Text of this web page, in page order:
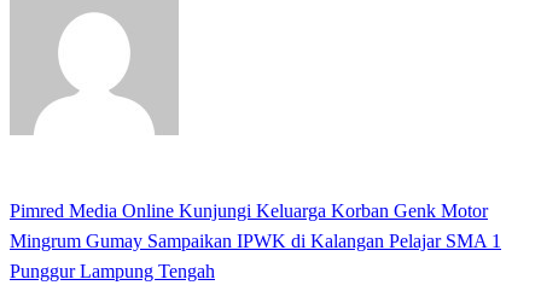
Navigasi
pos
Previous
Post
Pimred Media Online Kunjungi Keluarga Korban Genk Motor
Next
Post
Mingrum Gumay Sampaikan IPWK di Kalangan Pelajar SMA 1
Punggur Lampung Tengah